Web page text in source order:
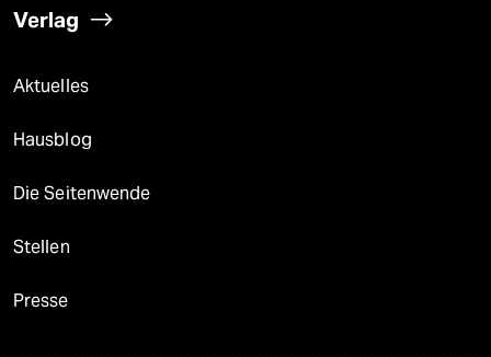
Verlag
Aktuelles
Hausblog
Die Seitenwende
Stellen
Presse